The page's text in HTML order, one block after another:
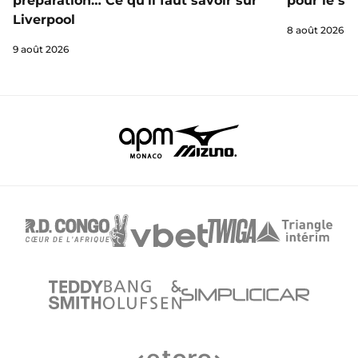
Liverpool
9 août 2026
8 août 2026